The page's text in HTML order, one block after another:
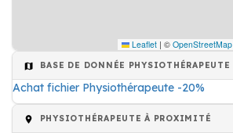
Leaflet | © OpenStreetMap
BASE DE DONNÉE PHYSIOTHÉRAPEUTE
Achat fichier Physiothérapeute -20%
PHYSIOTHÉRAPEUTE À PROXIMITÉ